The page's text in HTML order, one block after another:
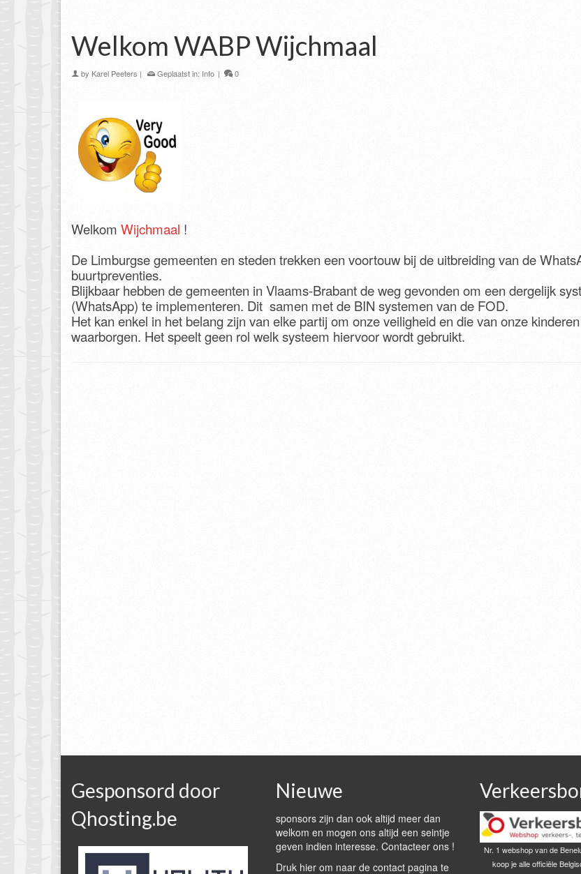
Welkom WABP Wijchmaal
by Karel Peeters | Geplaatst in: Info | 0
Welkom Wijchmaal !
De Limburgse gemeenten en steden trekken een voortouw bij de uitbreiding van de
buurtpreventies.
Blijkbaar hebben de gemeenten in Vlaams-Brabant de weg gevonden om een dergelijk
(WhatsApp) te implementeren. Dit samen met de BIN systemen van de FOD.
Het kan enkel in het belang zijn van elke partij om onze veiligheid en die van onze
waarborgen. Het speelt geen rol welk systeem hiervoor wordt gebruikt.
Gesponsord door
Qhosting.be
Nieuwe
sponsors zijn dan ook altijd meer dan
welkom en mogen ons altijd een seintje
geven indien interesse. Contacteer ons !
Druk hier om naar de contact pagina te
Nr. 1 webshop van de
koop je alle officiële